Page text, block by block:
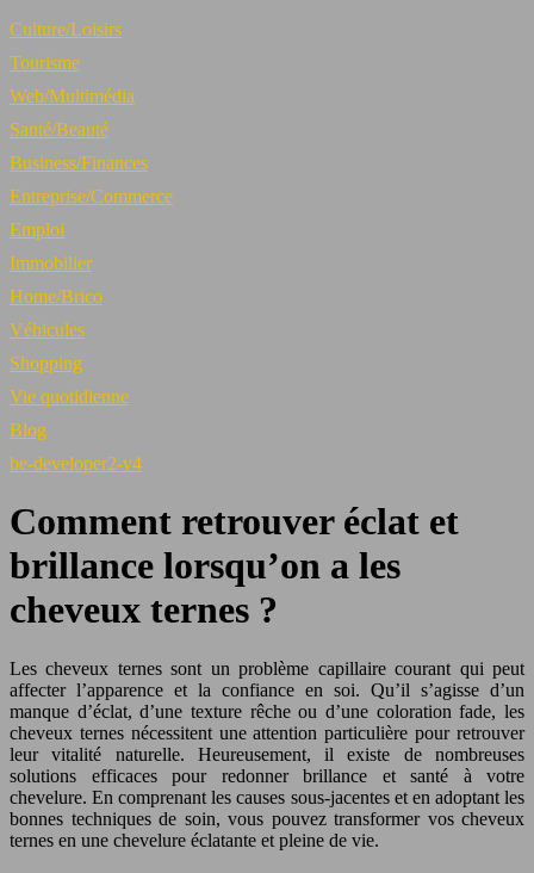
Culture/Loisirs
Tourisme
Web/Multimédia
Santé/Beauté
Business/Finances
Entreprise/Commerce
Emploi
Immobilier
Home/Brico
Véhicules
Shopping
Vie quotidienne
Blog
be-developer2-v4
Comment retrouver éclat et
brillance lorsqu’on a les
cheveux ternes ?
Les cheveux ternes sont un problème capillaire courant qui peut
affecter l’apparence et la confiance en soi. Qu’il s’agisse d’un
manque d’éclat, d’une texture rêche ou d’une coloration fade, les
cheveux ternes nécessitent une attention particulière pour retrouver
leur vitalité naturelle. Heureusement, il existe de nombreuses
solutions efficaces pour redonner brillance et santé à votre
chevelure. En comprenant les causes sous-jacentes et en adoptant les
bonnes techniques de soin, vous pouvez transformer vos cheveux
ternes en une chevelure éclatante et pleine de vie.